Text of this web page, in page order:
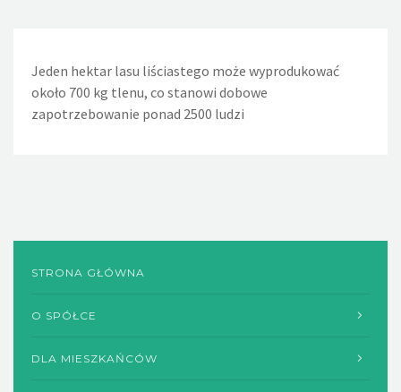
Jeden hektar lasu liściastego może wyprodukować
około 700 kg tlenu, co stanowi dobowe
zapotrzebowanie ponad 2500 ludzi
Jeden nieszczelny, lekko kapiący kran powoduje, że w
ciągu doby wycieka około 36 litrów wody. Nieszczelna
spłuczka w WC powoduje wyciek w ciągu dnia około 720
STRONA GŁÓWNA
O SPÓŁCE
DLA MIESZKAŃCÓW